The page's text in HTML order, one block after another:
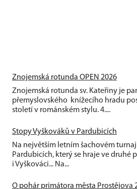
Znojemská rotunda OPEN 2026
Znojemská rotunda sv. Kateřiny je
přemyslovského knížecího hradu
století v románském stylu. 4....
Stopy Vyškováků v Pardubicích
Na největším letním šachovém turnaji
Pardubicích, který se hraje ve druhé
i Vyškováci... Na...
O pohár primátora města Prostějova